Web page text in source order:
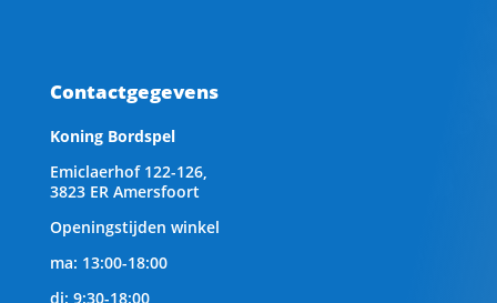
Contactgegevens
Koning Bordspel
Emiclaerhof 122-126,
3823 ER Amersfoort
Openingstijden winkel
ma: 13:00-18:00
di: 9:30-18:00